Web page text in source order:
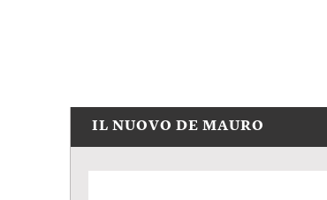
IL NUOVO DE MAURO